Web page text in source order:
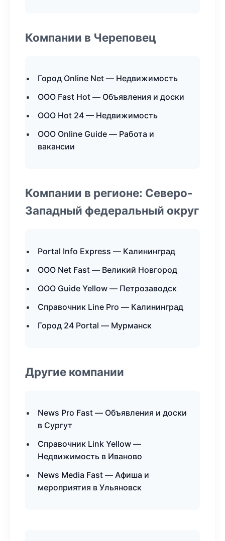
Компании в Череповец
Город Online Net — Недвижимость
ООО Fast Hot — Объявления и доски
ООО Hot 24 — Недвижимость
ООО Online Guide — Работа и
вакансии
Компании в регионе: Северо-
Западный федеральный округ
Portal Info Express — Калининград
ООО Net Fast — Великий Новгород
ООО Guide Yellow — Петрозаводск
Справочник Line Pro — Калининград
Город 24 Portal — Мурманск
Другие компании
News Pro Fast — Объявления и доски
в Сургут
Справочник Link Yellow —
Недвижимость в Иваново
News Media Fast — Афиша и
мероприятия в Ульяновск